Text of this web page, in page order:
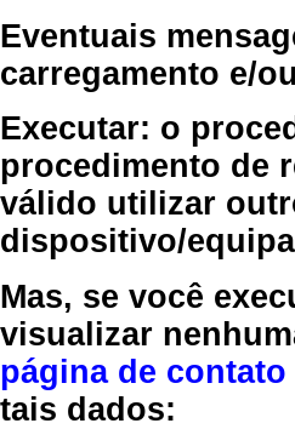
Eventuais
carregamento e/
Executar: o
procedimento de
válido utilizar
dispositivo/
Mas, se você
visualizar
página de contato
tais dados: